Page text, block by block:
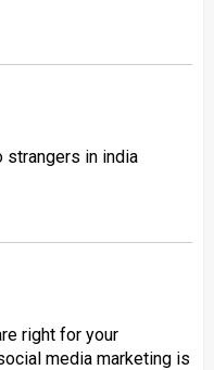
strangers in india
right for your
media marketing is